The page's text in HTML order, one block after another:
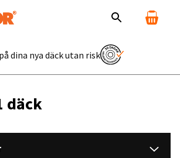
dina nya däck utan risk
däck